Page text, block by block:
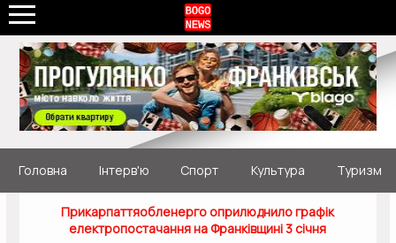
Головна Інтерв'ю Спорт Культура Туризм
Прикарпаттяобленерго оприлюднило графік
електропостачання на Франківщині 3 січня